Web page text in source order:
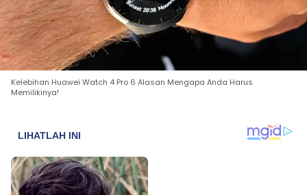
Kelebihan Huawei Watch 4 Pro 6 Alasan Mengapa Anda Harus
Memilikinya!